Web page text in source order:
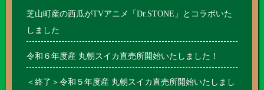
芝山町産の西瓜がTVアニメ「Dr.STONE」とコラボいた
しました
令和６年度産 丸朝スイカ直売所開始いたしました！
＜終了＞令和５年度産 丸朝スイカ直売所開始いたしまし